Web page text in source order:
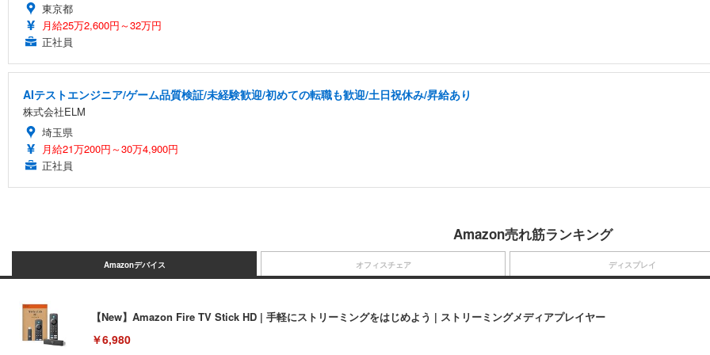
東京都
月給25万2,600円～32万円
正社員
AIテストエンジニア/ゲーム品質検証/未経験歓迎/初めての転職も歓迎/土日祝休み/昇給あり
株式会社ELM
埼玉県
月給21万200円～30万4,900円
正社員
Amazon売れ筋ランキング
Amazonデバイス
【New】Amazon Fire TV Stick HD | 手軽にストリーミングをはじめよう | ストリーミングメディアプレイヤー
￥6,980
オフィスチェア ディスプレイ